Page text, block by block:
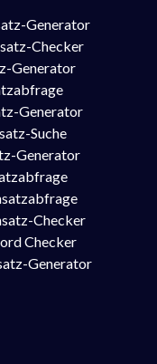
Generator
Checker
Generator
Generator
Suche
Generator
Checker
Checker
Generator